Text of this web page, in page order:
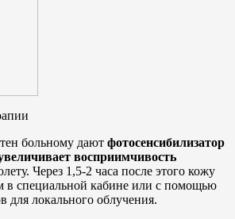
больному дают фотосенсибилизатор
восприимчивость
Через 1,5-2 часа после этого кожу
в специальной кабине или с помощью
для локального облучения.